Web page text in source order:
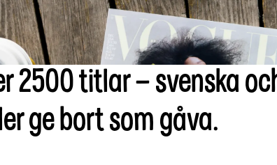
2500 titlar – svenska
ge bort som gåva.